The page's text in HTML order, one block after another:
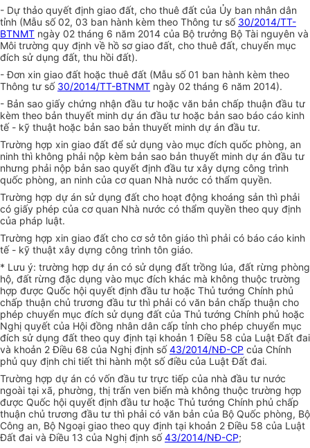
- Dự thảo quyết định giao đất, cho thuê đất của Ủy ban nhân dân
tỉnh (Mẫu số 02, 03 ban hành kèm theo Thông tư số 30/2014/TT-
BTNMT ngày 02 tháng 6 năm 2014 của Bộ trưởng Bộ Tài nguyên và
Môi trường quy định về hồ sơ giao đất, cho thuê đất, chuyển mục
đích sử dụng đất, thu hồi đất).
- Đơn xin giao đất hoặc thuê đất (Mẫu số 01 ban hành kèm theo
Thông tư số 30/2014/TT-BTNMT ngày 02 tháng 6 năm 2014).
- Bản sao giấy chứng nhận đầu tư hoặc văn bản chấp thuận đầu tư
kèm theo bản thuyết minh dự án đầu tư hoặc bản sao báo cáo kinh
tế - kỹ thuật hoặc bản sao bản thuyết minh dự án đầu tư.
Trường hợp xin giao đất để sử dụng vào mục đích quốc phòng, an
ninh thì không phải nộp kèm bản sao bản thuyết minh dự án đầu tư
nhưng phải nộp bản sao quyết định đầu tư xây dựng công trình
quốc phòng, an ninh của cơ quan Nhà nước có thẩm quyền.
Trường hợp dự án sử dụng đất cho hoạt động khoáng sản thì phải
có giấy phép của cơ quan Nhà nước có thẩm quyền theo quy định
của pháp luật.
Trường hợp xin giao đất cho cơ sở tôn giáo thì phải có báo cáo kinh
tế - kỹ thuật xây dựng công trình tôn giáo.
* Lưu ý: trường hợp dự án có sử dụng đất trồng lúa, đất rừng phòng
hộ, đất rừng đặc dụng vào mục đích khác mà không thuộc trường
hợp được Quốc hội quyết định đầu tư hoặc Thủ tướng Chính phủ
chấp thuận chủ trương đầu tư thì phải có văn bản chấp thuận cho
phép chuyển mục đích sử dụng đất của Thủ tướng Chính phủ hoặc
Nghị quyết của Hội đồng nhân dân cấp tỉnh cho phép chuyển mục
đích sử dụng đất theo quy định tại khoản 1 Điều 58 của Luật Đất đai
và khoản 2 Điều 68 của Nghị định số43/2014/NĐ-CP của Chính
phủ quy định chi tiết thi hành một số điều của Luật Đất đai.
Trường hợp dự án có vốn đầu tư trực tiếp của nhà đầu tư nước
ngoài tại xã, phường, thị trấn ven biển mà không thuộc trường hợp
được Quốc hội quyết định đầu tư hoặc Thủ tướng Chính phủ chấp
thuận chủ trương đầu tư thì phải có văn bản của Bộ Quốc phòng, Bộ
Công an, Bộ Ngoại giao theo quy định tại khoản 2 Điều 58 của Luật
Đất đai và Điều 13 của Nghị định số43/2014/NĐ-CP;